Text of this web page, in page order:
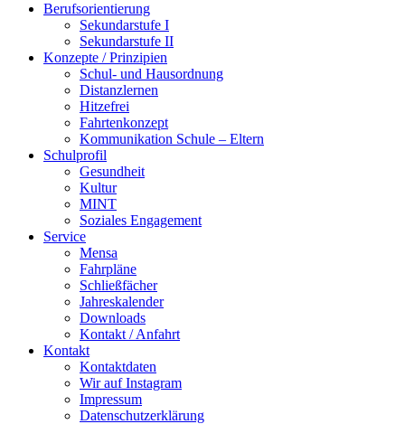
Berufsorientierung
Sekundarstufe I
Sekundarstufe II
Konzepte / Prinzipien
Schul- und Hausordnung
Distanzlernen
Hitzefrei
Fahrtenkonzept
Kommunikation Schule – Eltern
Schulprofil
Gesundheit
Kultur
MINT
Soziales Engagement
Service
Mensa
Fahrpläne
Schließfächer
Jahreskalender
Downloads
Kontakt / Anfahrt
Kontakt
Kontaktdaten
Wir auf Instagram
Impressum
Datenschutzerklärung